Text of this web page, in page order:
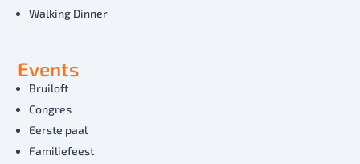
Walking Dinner
Events
Bruiloft
Congres
Eerste paal
Familiefeest